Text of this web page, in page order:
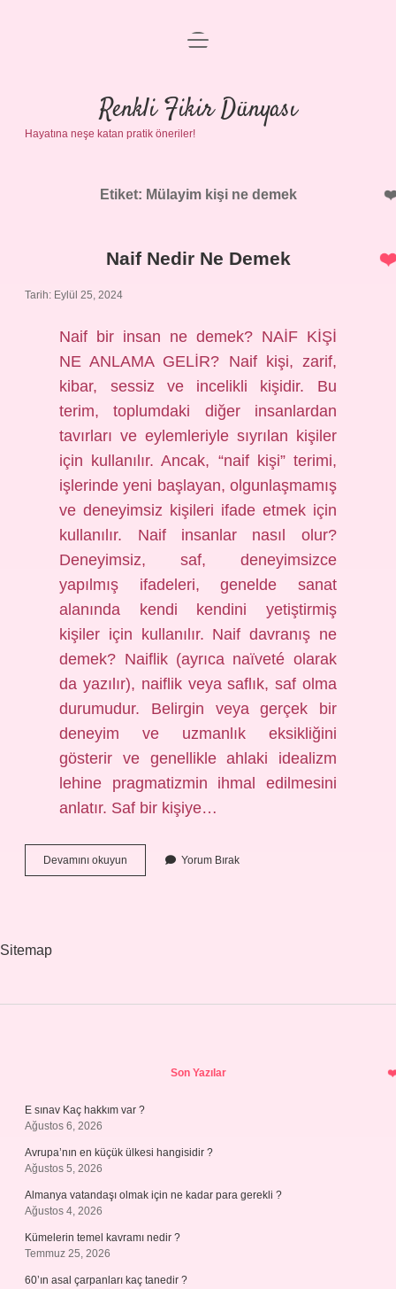
Anasayfa
Gizlilik Politikası
Yasal Uyarı
menüyü
Renkli Fikir Dünyası
Hayatına neşe katan pratik öneriler!
Etiket: Mülayim kişi ne demek
Naif Nedir Ne Demek
Tarih: Eylül 25, 2024
Naif bir insan ne demek? NAİF KİŞİ
NE ANLAMA GELİR? Naif kişi, zarif,
kibar, sessiz ve incelikli kişidir. Bu
terim, toplumdaki diğer insanlardan
tavırları ve eylemleriyle sıyrılan kişiler
için kullanılır. Ancak, “naif kişi” terimi,
işlerinde yeni başlayan, olgunlaşmamış
ve deneyimsiz kişileri ifade etmek için
kullanılır. Naif insanlar nasıl olur?
Deneyimsiz, saf, deneyimsizce
yapılmış ifadeleri, genelde sanat
alanında kendi kendini yetiştirmiş
kişiler için kullanılır. Naif davranış ne
demek? Naiflik (ayrıca naïveté olarak
da yazılır), naiflik veya saflık, saf olma
durumudur. Belirgin veya gerçek bir
deneyim ve uzmanlık eksikliğini
gösterir ve genellikle ahlaki idealizm
lehine pragmatizmin ihmal edilmesini
anlatır. Saf bir kişiye…
Devamını okuyun
Nedir
Yorum Bırak
Sitemap
Son Yazılar
E sınav Kaç hakkım var ?
Ağustos 6, 2026
Avrupa’nın en küçük ülkesi hangisidir ?
Ağustos 5, 2026
Almanya vatandaşı olmak için ne kadar para gerekli ?
Ağustos 4, 2026
Kümelerin temel kavramı nedir ?
Temmuz 25, 2026
60’ın asal çarpanları kaç tanedir ?